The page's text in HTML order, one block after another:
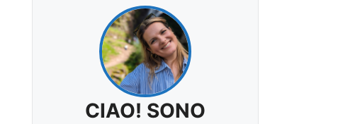
CIAO! SONO